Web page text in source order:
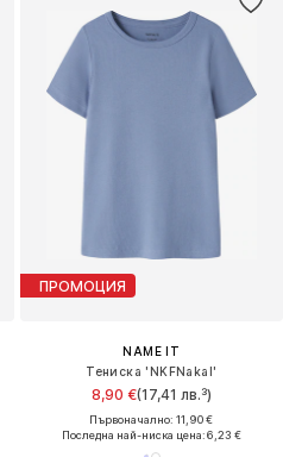
ПРОМОЦИЯ
NAME IT
Тениска 'NKFNakal'
8,90 €(17,41 лв.³)
Първоначално: 11,90 €
Последна най-ниска цена:6,23 €